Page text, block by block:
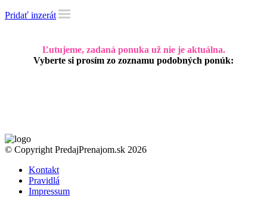
Pridať inzerát
Ľutujeme, zadaná ponuka už nie je aktuálna.
Vyberte si prosím zo zoznamu podobných ponúk:
© Copyright PredajPrenajom.sk 2026
Kontakt
Pravidlá
Impressum